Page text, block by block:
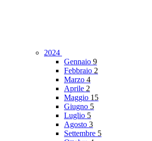
2024
Gennaio 9
Febbraio 2
Marzo 4
Aprile 2
Maggio 15
Giugno 5
Luglio 5
Agosto 3
Settembre 5